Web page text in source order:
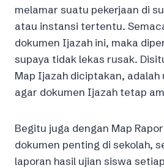
melamar suatu pekerjaan di
atau instansi tertentu.
dokumen Ijazah ini, maka
supaya tidak lekas rusak.
Map Ijazah diciptakan, adalah
agar dokumen Ijazah tetap
Begitu juga dengan Map
dokumen penting di sekolah,
laporan hasil ujian siswa